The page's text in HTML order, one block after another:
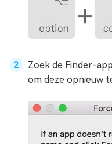
Zoek de Finder-
om deze opnieuw